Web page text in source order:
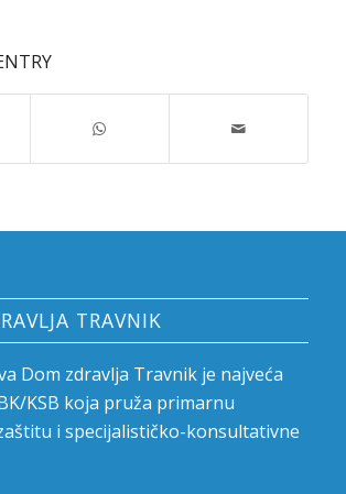
TRAVNIK
Dom zdravlja Travnik je najveća
KSB koja pruža primarnu
i specijalističko-konsultativne